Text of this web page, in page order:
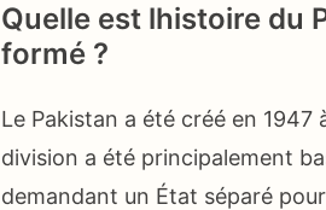
Quelle est lhistoire du
formé ?
Le Pakistan a été créé en
division a été principalement
demandant un État séparé